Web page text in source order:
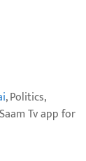
, Politics,
Tv app for